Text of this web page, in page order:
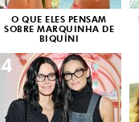
O QUE ELES PENSAM
SOBRE MARQUINHA DE
BIQUÍNI
4